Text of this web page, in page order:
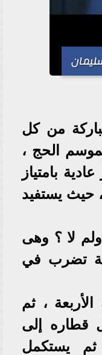
من كل
الحج ،
بامتياز
، حيث يستفيد
لا ؟ وهى
تضرب في
الأربعة ، ثم
قطاره إلى
يستكمل